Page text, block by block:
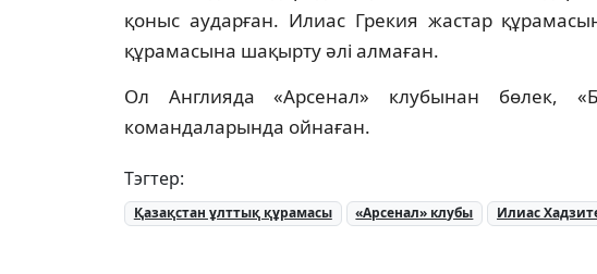
қоныс аударған. Илиас Грекия жастар
құрамасына шақырту әлі алмаған.
Ол Англияда «Арсенал» клубынан бөлек,
командаларында ойнаған.
Тэгтер:
Қазақстан ұлттық құрамасы «Арсенал» клубы Илиас